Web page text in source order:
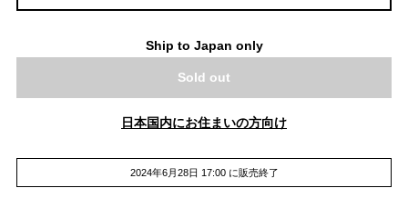
Ship to Japan only
Sold out
日本国内にお住まいの方向け
2024年6月28日 17:00 に販売終了